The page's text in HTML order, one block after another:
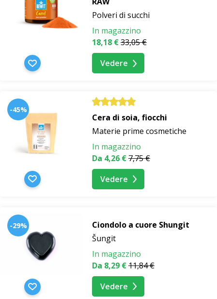
Polveri di succhi
In magazzino
18,18 €33,05 €
Vedere
-45%
Cera di soia, fiocchi
Materie prime cosmetiche
In magazzino
Da 4,26 €7,75 €
Vedere
-29%
Ciondolo a cuore Shungit
Šungit
In magazzino
Da 8,29 €11,84 €
Vedere